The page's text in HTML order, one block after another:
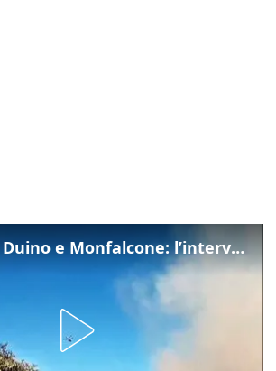
Incendio tra Duino e Monfalcone: l’intervento dei vigili del fuoco